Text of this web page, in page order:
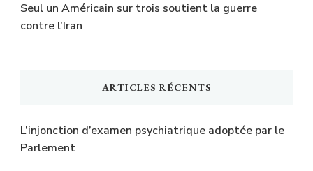
Seul un Américain sur trois soutient la guerre
contre l’Iran
ARTICLES RÉCENTS
L’injonction d’examen psychiatrique adoptée par le
Parlement